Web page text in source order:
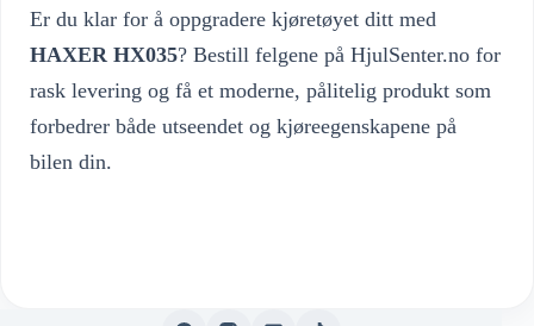
Er du klar for å oppgradere kjøretøyet ditt med
HAXER HX035? Bestill felgene på HjulSenter.no for
rask levering og få et moderne, pålitelig produkt som
forbedrer både utseendet og kjøreegenskapene på
bilen din.